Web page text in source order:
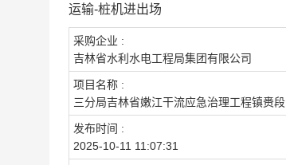
运输-桩机进出场
采购企业 :
吉林省水利水电工程局集团有限公司
项目名称 :
三分局吉林省嫩江干流应急治理工程镇赉段
发布时间 :
2025-10-11 11:07:31